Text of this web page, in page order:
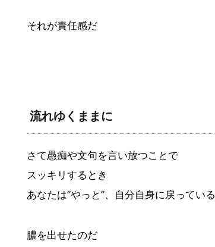
それが責任感だ
流れゆくままに
さて愚痴や文句を言い放つことで
スッキリするとき
あなたは”やっと”、自分自身に戻っている
膿を出せたのだ